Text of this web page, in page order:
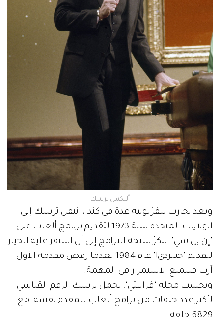
أليكس تريبيك
وبعد تجارب تلفزيونية عدة في كندا، انتقل تريبيك إلى
الولايات المتحدة سنة 1973 لتقديم برنامج ألعاب على
"إن بي سي"، لتكرّ سبحة البرامج إلى أن استقر عليه الخيار
لتقديم "جيبردي!" عام 1984 بعدما رفض مقدمه الأول
آرت فليمنغ الاستمرار في المهمة.
وبحسب مجلة "فراييتي"، يحمل تريبيك الرقم القياسي
لأكبر عدد حلقات من برامج ألعاب للمقدم نفسه، مع
6829 حلقة.